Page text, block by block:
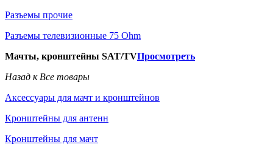
Разъемы прочие
Разъемы телевизионные 75 Ohm
Мачты, кронштейны SAT/TVПросмотреть
Назад к Все товары
Аксессуары для мачт и кронштейнов
Кронштейны для антенн
Кронштейны для мачт